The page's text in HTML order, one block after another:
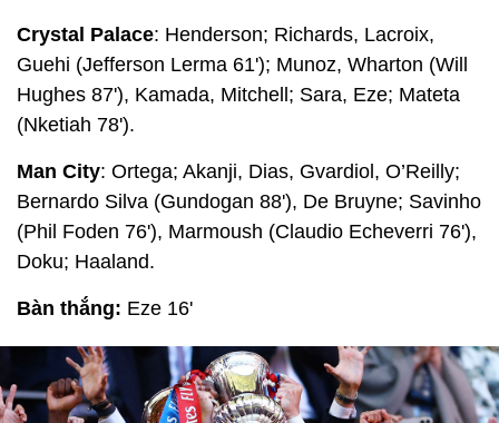
Crystal Palace: Henderson; Richards, Lacroix,
Guehi (Jefferson Lerma 61'); Munoz, Wharton (Will
Hughes 87'), Kamada, Mitchell; Sara, Eze; Mateta
(Nketiah 78').
Man City: Ortega; Akanji, Dias, Gvardiol, O’Reilly;
Bernardo Silva (Gundogan 88'), De Bruyne; Savinho
(Phil Foden 76'), Marmoush (Claudio Echeverri 76'),
Doku; Haaland.
Bàn thắng: Eze 16'